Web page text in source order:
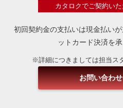
カタロクでご契約い
初回契約金の支払いは現金払いが
ットカード決済を承
※詳細につきましては担当ス
お問い合わ